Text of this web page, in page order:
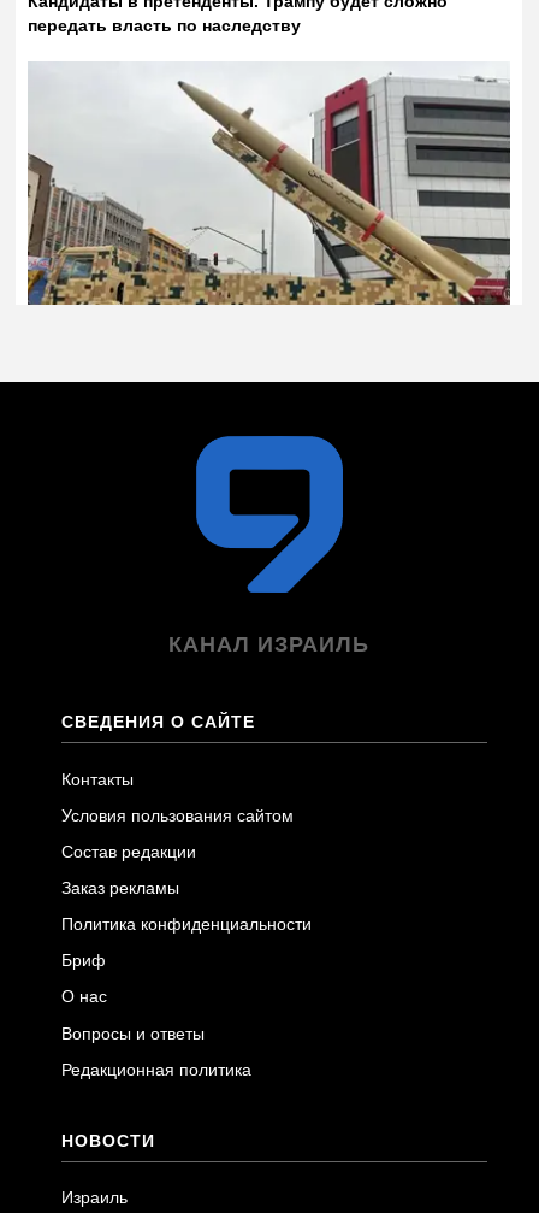
КАНАЛ ИЗРАИЛЬ
СВЕДЕНИЯ О САЙТЕ
Контакты
Условия пользования сайтом
Состав редакции
Заказ рекламы
Политика конфиденциальности
Бриф
О нас
Вопросы и ответы
Редакционная политика
НОВОСТИ
Израиль